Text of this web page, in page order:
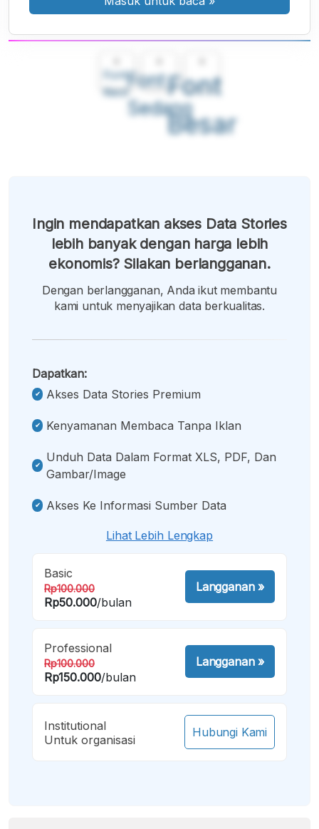
Font
Kecil
Font
Sedang
Font
Besar
Ingin mendapatkan akses Data Stories
lebih banyak dengan harga lebih
ekonomis? Silakan berlangganan.
Dengan berlangganan, Anda ikut membantu
kami untuk menyajikan data berkualitas.
Dapatkan:
Akses Data Stories Premium
Kenyamanan Membaca Tanpa Iklan
Unduh Data Dalam Format XLS, PDF, Dan
Gambar/image
Akses Ke Informasi Sumber Data
Lihat Lebih Lengkap
Basic
Rp100.000
Rp50.000/bulan
Langganan»
Professional
Rp100.000
Rp150.000/bulan
Langganan»
Institutional
Untuk organisasi
Hubungi Kami